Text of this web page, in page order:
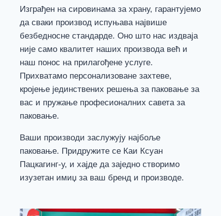
Изграђен на сировинама за храну, гарантујемо
да сваки производ испуњава највише
безбедносне стандарде. Оно што нас издваја
није само квалитет наших производа већ и
наш понос на прилагођене услуге.
Прихватамо персонализоване захтеве,
кројење јединствених решења за паковање за
вас и пружање професионалних савета за
паковање.
Ваши производи заслужују најбоље
паковање. Придружите се Каи Ксуан
Пацкагинг-у, и хајде да заједно створимо
изузетан имиџ за ваш бренд и производе.